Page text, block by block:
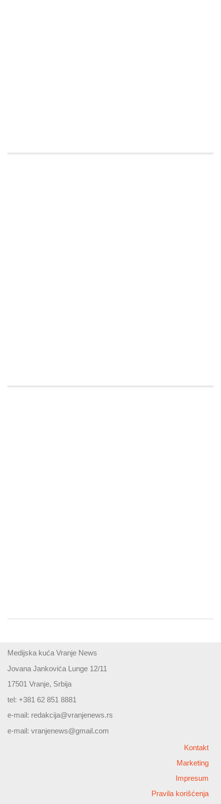
Medijska kuća Vranje News
Jovana Jankovića Lunge 12/11
17501 Vranje, Srbija
tel: +381 62 851 8881
e-mail: redakcija@vranjenews.rs
e-mail: vranjenews@gmail.com
Kontakt
Marketing
Impresum
Pravila korišćenja